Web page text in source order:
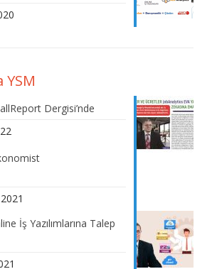
YSM
Dergisi’nde
İş Yazılımlarına Talep